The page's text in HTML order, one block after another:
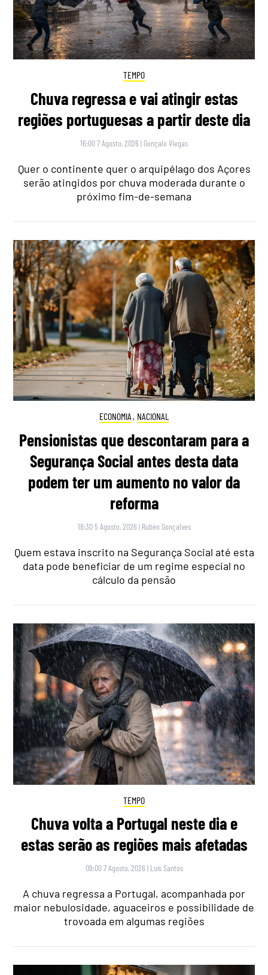
TEMPO
Chuva regressa e vai atingir estas
regiões portuguesas a partir deste dia
16:00 7 Agosto, 2026 | Gonçalo Viegas
Quer o continente quer o arquipélago dos Açores
serão atingidos por chuva moderada durante o
próximo fim-de-semana
ECONOMIA , NACIONAL
Pensionistas que descontaram para a
Segurança Social antes desta data
podem ter um aumento no valor da
reforma
18:30 5 Agosto, 2026 | Rubén Gonçalves
Quem estava inscrito na Segurança Social até esta
data pode beneficiar de um regime especial no
cálculo da pensão
TEMPO
Chuva volta a Portugal neste dia e
estas serão as regiões mais afetadas
09:00 7 Agosto, 2026 | Luís Santos
A chuva regressa a Portugal, acompanhada por
maior nebulosidade, aguaceiros e possibilidade de
trovoada em algumas regiões